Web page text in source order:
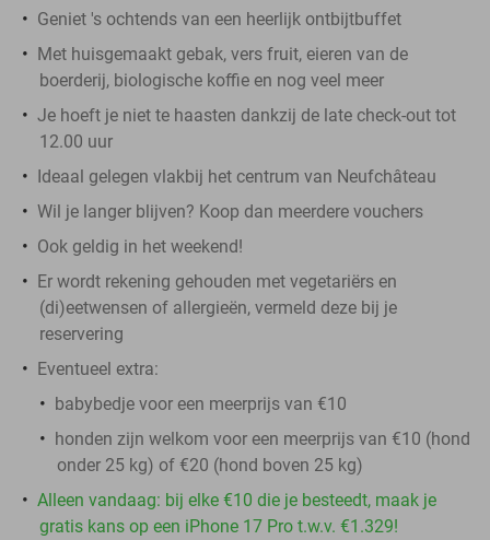
Geniet 's ochtends van een heerlijk ontbijtbuffet
Met huisgemaakt gebak, vers fruit, eieren van de
boerderij, biologische koffie en nog veel meer
Je hoeft je niet te haasten dankzij de late check-out tot
12.00 uur
Ideaal gelegen vlakbij het centrum van Neufchâteau
Wil je langer blijven? Koop dan meerdere vouchers
Ook geldig in het weekend!
Er wordt rekening gehouden met vegetariërs en
(di)eetwensen of allergieën, vermeld deze bij je
reservering
Eventueel extra:
babybedje voor een meerprijs van €10
honden zijn welkom voor een meerprijs van €10 (hond
onder 25 kg) of €20 (hond boven 25 kg)
Alleen vandaag: bij elke €10 die je besteedt, maak je
gratis kans op een iPhone 17 Pro t.w.v. €1.329!